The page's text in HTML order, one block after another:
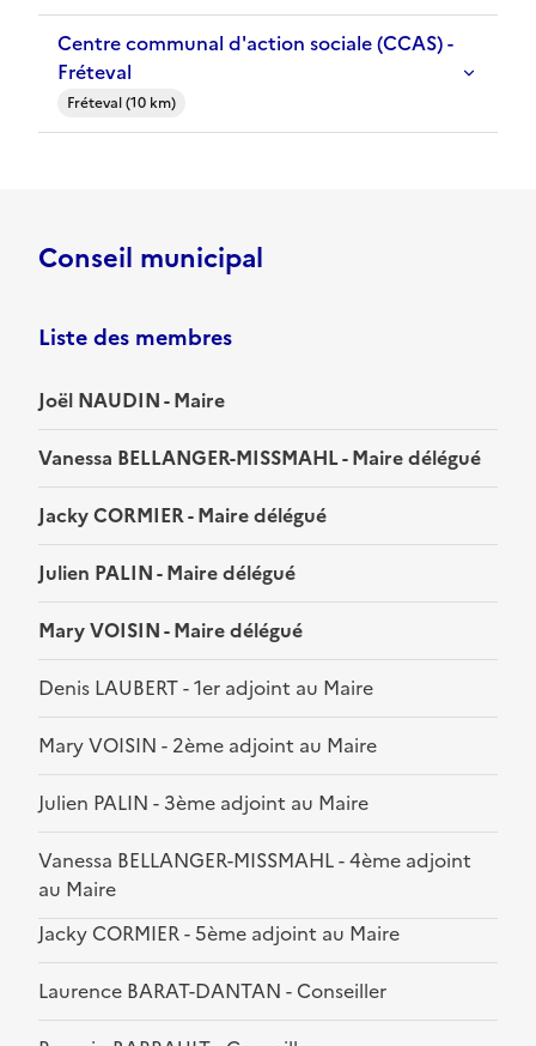
Centre communal d'action sociale (CCAS) -
Fréteval
Fréteval (10 km)
Conseil municipal
Liste des membres
Joël NAUDIN - Maire
Vanessa BELLANGER-MISSMAHL - Maire délégué
Jacky CORMIER - Maire délégué
Julien PALIN - Maire délégué
Mary VOISIN - Maire délégué
Denis LAUBERT - 1er adjoint au Maire
Mary VOISIN - 2ème adjoint au Maire
Julien PALIN - 3ème adjoint au Maire
Vanessa BELLANGER-MISSMAHL - 4ème adjoint
au Maire
Jacky CORMIER - 5ème adjoint au Maire
Laurence BARAT-DANTAN - Conseiller